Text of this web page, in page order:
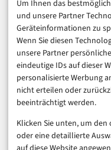
Um Ihnen das
und unsere Partner
Geräteinformationen zu
Wenn Sie diesen
unsere Partner
eindeutige IDs auf dieser
personalisierte Werbung
nicht erteilen oder
beeinträchtigt werden.
Klicken Sie unten, um
oder eine detaillierte
Consumer & Digital Life
Marketing
Finanzen & FinTech
Business & Karriere
Sicherheit & Recht
Digitalisierung
Marketing
Magazin